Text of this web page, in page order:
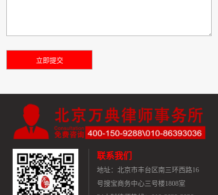
联系我们
地址： 北京市丰台区南三环西路16
号搜宝商务中心三号楼1808室